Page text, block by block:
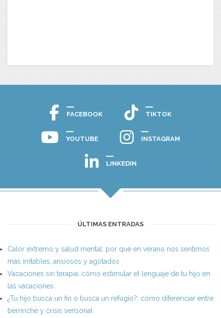
FACEBOOK TIKTOK
YOUTUBE INSTAGRAM
LINKEDIN
ÚLTIMAS ENTRADAS
Calor extremo y salud mental: por qué en verano nos sentimos
más irritables, ansiosos y agotados
Vacaciones sin terapia: cómo estimular el lenguaje de tu hijo en
las vacaciones
¿Tu hijo busca un fin o busca un refugio?: cómo diferenciar entre
berrinche y crisis sensorial